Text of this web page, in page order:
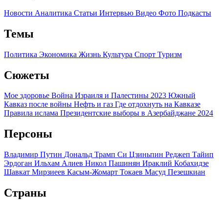
Новости Аналитика Статьи Интервью Видео Фото Подкасты
Темы
Политика Экономика Жизнь Культура Спорт Туризм
Сюжеты
Мое здоровье Война Израиля и Палестины 2023 Южный
Кавказ после войны Нефть и газ Где отдохнуть на Кавказе
Правила ислама Президентские выборы в Азербайджане 2024
Персоны
Владимир Путин Дональд Трамп Си Цзиньпин Реджеп Тайип
Эрдоган Ильхам Алиев Никол Пашинян Ираклий Кобахидзе
Шавкат Мирзиеев Касым-Жомарт Токаев Масуд Пезешкиан
Страны